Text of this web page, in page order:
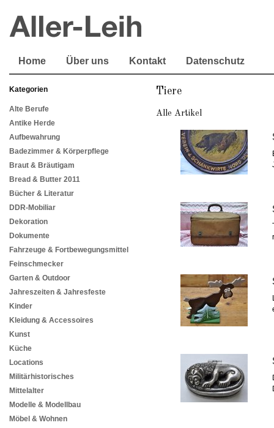
Home Über uns Kontakt Datenschutz
Kategorien
Alte Berufe
Antike Herde
Aufbewahrung
Badezimmer & Körperpflege
Braut & Bräutigam
Bread & Butter 2011
Bücher & Literatur
DDR-Mobiliar
Dekoration
Dokumente
Fahrzeuge & Fortbewegungsmittel
Feinschmecker
Garten & Outdoor
Jahreszeiten & Jahresfeste
Kinder
Kleidung & Accessoires
Kunst
Küche
Locations
Militärhistorisches
Mittelalter
Modelle & Modellbau
Möbel & Wohnen
Tiere
Alle Artikel